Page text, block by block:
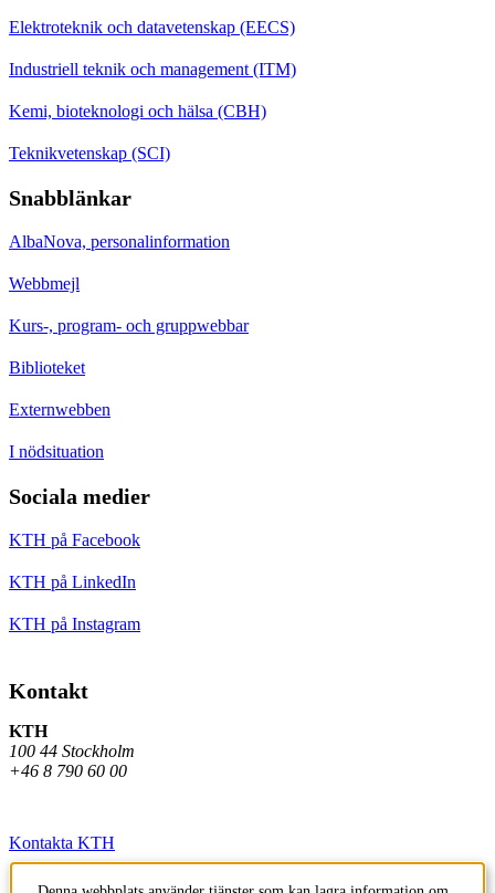
Elektroteknik och datavetenskap (EECS)
Industriell teknik och management (ITM)
Kemi, bioteknologi och hälsa (CBH)
Teknikvetenskap (SCI)
Snabblänkar
AlbaNova, personalinformation
Webbmejl
Kurs-, program- och gruppwebbar
Biblioteket
Externwebben
I nödsituation
Sociala medier
KTH på Facebook
KTH på LinkedIn
KTH på Instagram
Kontakt
KTH
100 44 Stockholm
+46 8 790 60 00
Kontakta KTH
Jobba på KTH